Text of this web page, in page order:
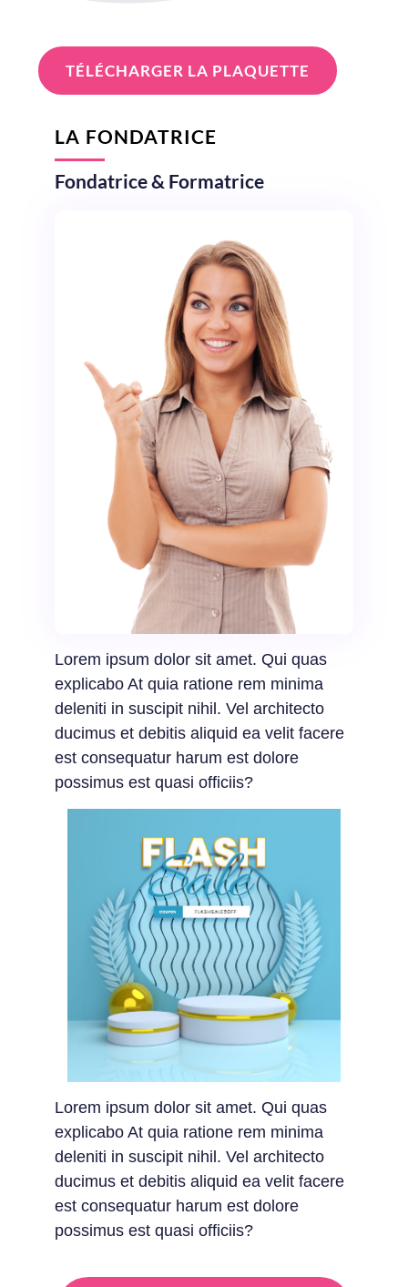
TÉLÉCHARGER LA PLAQUETTE
LA FONDATRICE
Fondatrice & Formatrice
Lorem ipsum dolor sit amet. Qui quas
explicabo At quia ratione rem minima
deleniti in suscipit nihil. Vel architecto
ducimus et debitis aliquid ea velit facere
est consequatur harum est dolore
possimus est quasi officiis?
Lorem ipsum dolor sit amet. Qui quas
explicabo At quia ratione rem minima
deleniti in suscipit nihil. Vel architecto
ducimus et debitis aliquid ea velit facere
est consequatur harum est dolore
possimus est quasi officiis?